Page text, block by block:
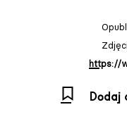
https://
Dodaj